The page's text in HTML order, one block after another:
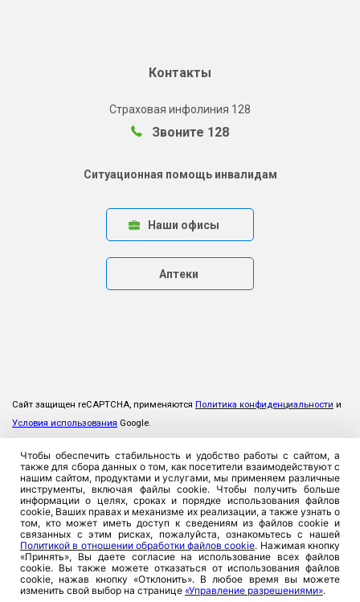
Контакты
Страховая инфолиния 128
Звоните 128
Ситуационная помощь инвалидам
Наши офисы
Аптеки
Сайт защищен reCAPTCHA, применяются Политика конфиденциальности и
Условия использования Google.
Чтобы обеспечить стабильность и удобство работы с сайтом, а
также для сбора данных о том, как посетители взаимодействуют с
нашим сайтом, продуктами и услугами, мы применяем различные
инструменты, включая файлы cookie. Чтобы получить больше
информации о целях, сроках и порядке использования файлов
cookie, Ваших правах и механизме их реализации, а также узнать о
том, кто может иметь доступ к сведениям из файлов cookie и
связанных с этим рисках, пожалуйста, ознакомьтесь с нашей
Политикой в отношении обработки файлов cookie. Нажимая кнопку
«Принять», Вы даете согласие на использование всех файлов
cookie. Вы также можете отказаться от использования файлов
cookie, нажав кнопку «Отклонить». В любое время вы можете
изменить свой выбор на странице «Управление разрешениями».